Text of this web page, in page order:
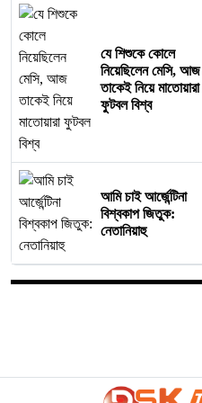
যে শিশুকে কোলে
নিয়েছিলেন মেসি, আজ
তাকেই নিয়ে মাতোয়ারা
ফুটবল বিশ্ব
আমি চাই আর্জেন্টিনা
বিশ্বকাপ জিতুক:
নেতানিয়াহু